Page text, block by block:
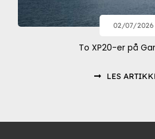
02/07/2026
To XP20-er på
LES